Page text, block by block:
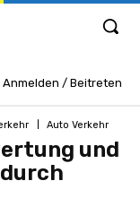
Anmelden / Beitreten
Auto Verkehr
und